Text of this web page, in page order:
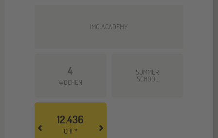
IMG ACADEMY
4
WOCHEN
SUMMER
SCHOOL
12.436
CHF*